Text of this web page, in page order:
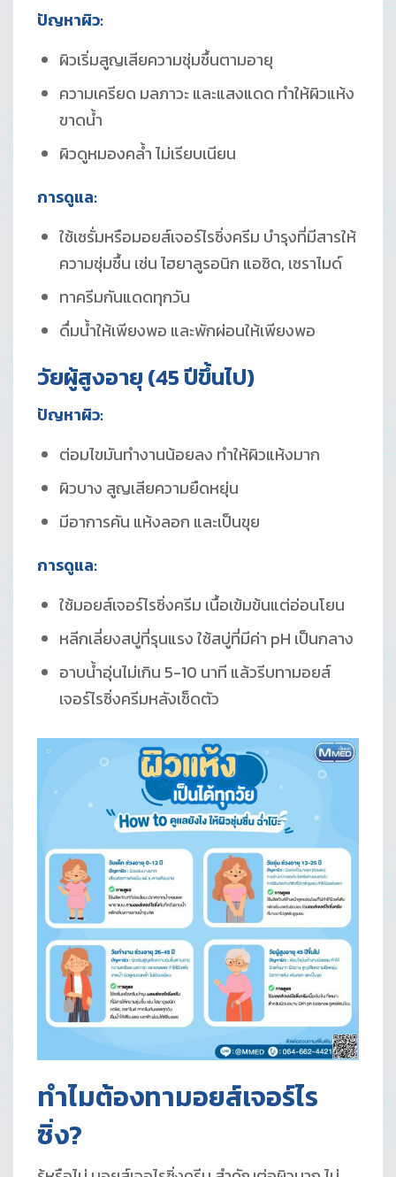
ปัญหาผิว:
ผิวเริ่มสูญเสียความชุ่มชื้นตามอายุ
ความเครียด มลภาวะ และแสงแดด ทำให้ผิวแห้ง
ขาดน้ำ
ผิวดูหมองคล้ำ ไม่เรียบเนียน
การดูแล:
ใช้เซรั่มหรือมอยส์เจอร์ไรซิ่งครีม บำรุงที่มีสารให้
ความชุ่มชื้น เช่น ไฮยาลูรอนิก แอซิด, เซราไมด์
ทาครีมกันแดดทุกวัน
ดื่มน้ำให้เพียงพอ และพักผ่อนให้เพียงพอ
วัยผู้สูงอายุ (45 ปีขึ้นไป)
ปัญหาผิว:
ต่อมไขมันทำงานน้อยลง ทำให้ผิวแห้งมาก
ผิวบาง สูญเสียความยืดหยุ่น
มีอาการคัน แห้งลอก และเป็นขุย
การดูแล:
ใช้มอยส์เจอร์ไรซิ่งครีม เนื้อเข้มข้นแต่อ่อนโยน
หลีกเลี่ยงสบู่ที่รุนแรง ใช้สบู่ที่มีค่า pH เป็นกลาง
อาบน้ำอุ่นไม่เกิน 5-10 นาที แล้วรีบทามอยส์
เจอร์ไรซิ่งครีมหลังเช็ดตัว
ทำไมต้องทามอยส์เจอร์ไร
ซิ่ง?